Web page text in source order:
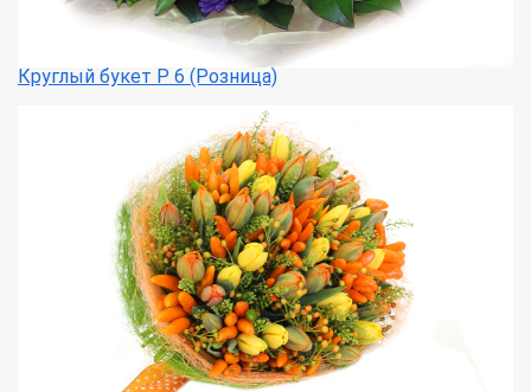
Круглый букет Р 6 (Розница)